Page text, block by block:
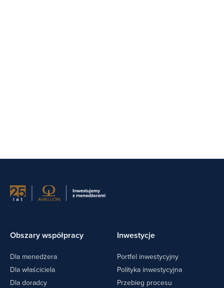
Obszary współpracy
Dla menedżera
Dla właściciela
Dla doradcy
Inwestycje
Portfel inwestycyjny
Polityka inwestycyjna
Przebieg procesu